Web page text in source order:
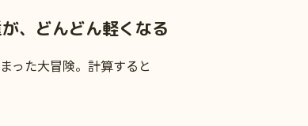
、どんどん軽くなる
った大冒険。計算すると